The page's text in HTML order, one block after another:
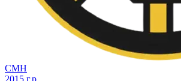
СМН
2015 г.р.